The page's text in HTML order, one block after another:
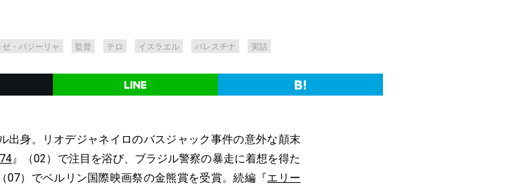
ゼ・パジーリャ 監督 テロ イスラエル パレスチナ 実話
身。リオデジャネイロのバスジャック事件の意外な顛末
』（02）で注目を浴び、ブラジル警察の暴走に着想を得た
07）でベルリン国際映画祭の金熊賞を受賞。続編『エリー